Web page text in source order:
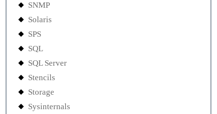
SNMP
Solaris
SPS
SQL
SQL Server
Stencils
Storage
Sysinternals